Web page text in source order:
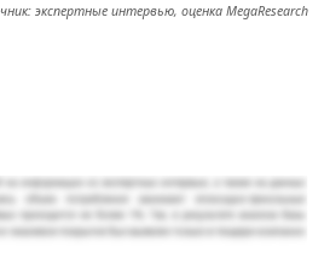
экспертные интервью, оценка MegaResearch